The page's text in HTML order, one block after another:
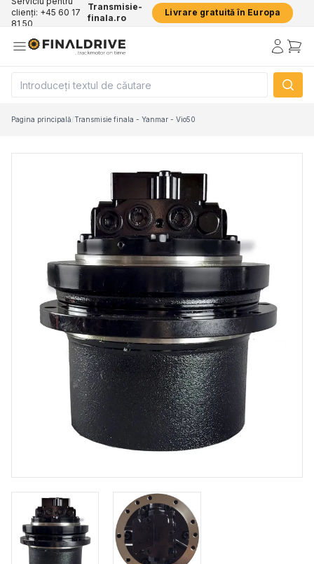
clienți: +45 60 17
81 50
Transmisie-
finala.ro
Livrare gratuită în Europa
Pagina principală/Transmisie finala - Yanmar - Vio50